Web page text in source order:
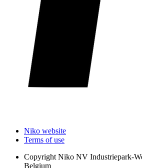
Niko website
Terms of use
Copyright Niko NV Industriepark-
Belgium